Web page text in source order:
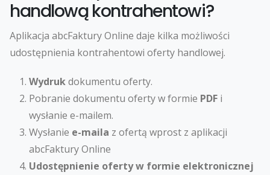
handlową kontrahentowi?
Aplikacja abcFaktury Online daje kilka możliwości
udostępnienia kontrahentowi oferty handlowej.
Wydrukdokumentu oferty.
Pobranie dokumentu oferty w formie PDF i
wysłanie e-mailem.
Wysłanie e-maila z ofertą wprost z aplikacji
abcFaktury Online
Udostępnienie oferty w formie elektronicznej